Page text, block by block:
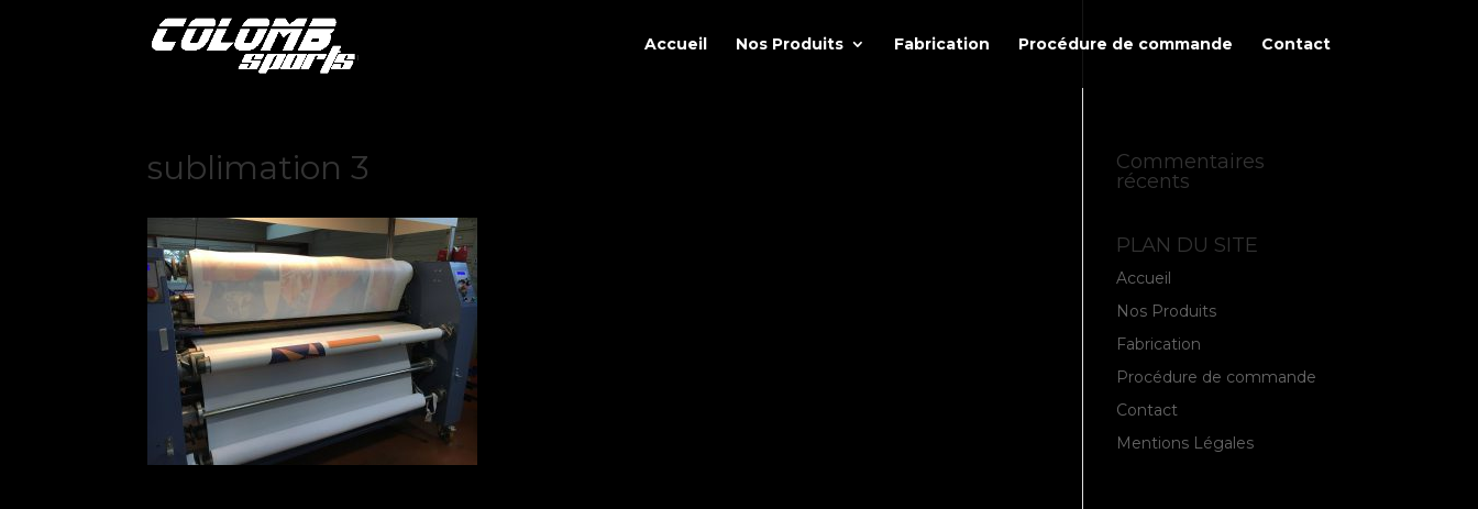
Accueil Nos Produits Fabrication Procédure de commande Contact
sublimation 3
Commentaires
récents
PLAN DU SITE
Accueil
Nos Produits
Fabrication
Procédure de commande
Contact
Mentions Légales